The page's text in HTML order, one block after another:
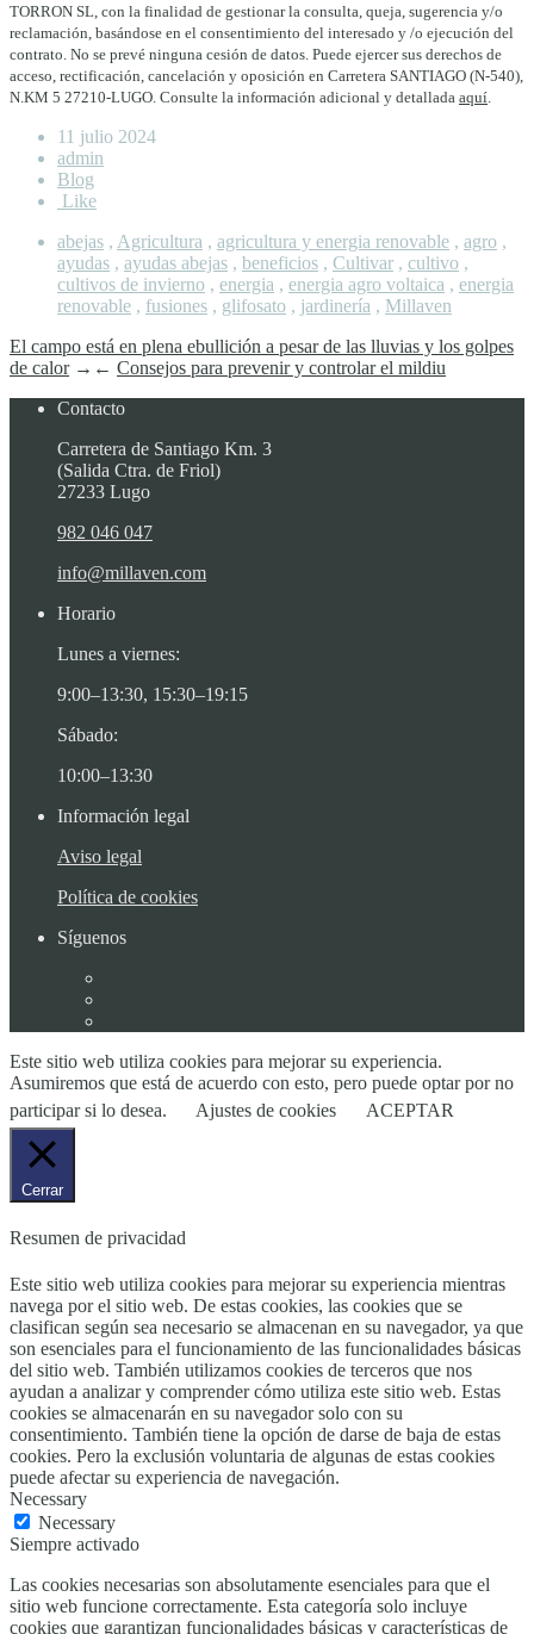
TORRON SL, con la finalidad de gestionar la consulta, queja, sugerencia y/o
reclamación, basándose en el consentimiento del interesado y /o ejecución del
contrato. No se prevé ninguna cesión de datos. Puede ejercer sus derechos de
acceso, rectificación, cancelación y oposición en Carretera SANTIAGO (N-540),
N.KM 5 27210-LUGO. Consulte la información adicional y detallada aquí
11 julio 2024
admin
Blog
Like
abejas , Agricultura , agricultura y energia renovable , agro ,
ayudas , ayudas abejas , beneficios , Cultivar , cultivo ,
cultivos de invierno , energia , energia agro voltaica , energia
renovable , fusiones , glifosato , jardinería , Millaven
El campo está en plena ebullición a pesar de las lluvias y los golpes
de calor→ ← Consejos para prevenir y controlar el mildiu
Contacto
Carretera de Santiago Km. 3
(Salida Ctra. de Friol)
27233 Lugo
982 046 047
info@millaven.com
Horario
Lunes a viernes:
9:00–13:30, 15:30–19:15
Sábado:
10:00–13:30
Información legal
Aviso legal
Política de cookies
Síguenos
Este sitio web utiliza cookies para mejorar su experiencia.
Asumiremos que está de acuerdo con esto, pero puede optar por no
participar si lo desea.
Ajustes de cookies ACEPTAR
Cerrar
Resumen de privacidad
Este sitio web utiliza cookies para mejorar su experiencia mientras
navega por el sitio web. De estas cookies, las cookies que se
clasifican según sea necesario se almacenan en su navegador, ya que
son esenciales para el funcionamiento de las funcionalidades básicas
del sitio web. También utilizamos cookies de terceros que nos
ayudan a analizar y comprender cómo utiliza este sitio web. Estas
cookies se almacenarán en su navegador solo con su
consentimiento. También tiene la opción de darse de baja de estas
cookies. Pero la exclusión voluntaria de algunas de estas cookies
puede afectar su experiencia de navegación.
Necessary
Necessary
Siempre activado
Las cookies necesarias son absolutamente esenciales para que el
sitio web funcione correctamente. Esta categoría solo incluye
cookies que garantizan funcionalidades básicas y características de